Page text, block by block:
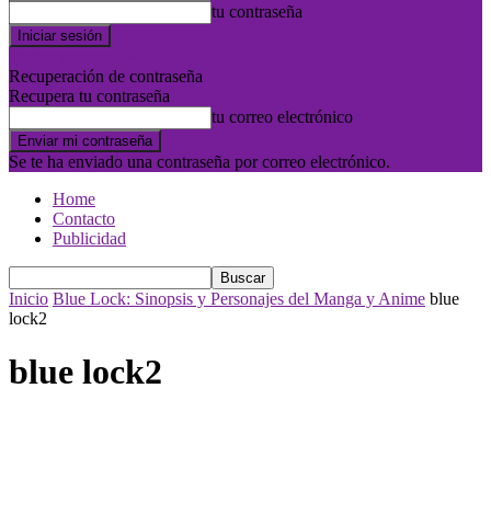
tu contraseña
Recuperación de contraseña
Recupera tu contraseña
tu correo electrónico
Se te ha enviado una contraseña por correo electrónico.
Home
Contacto
Publicidad
Inicio Blue Lock: Sinopsis y Personajes del Manga y Anime blue
lock2
blue lock2